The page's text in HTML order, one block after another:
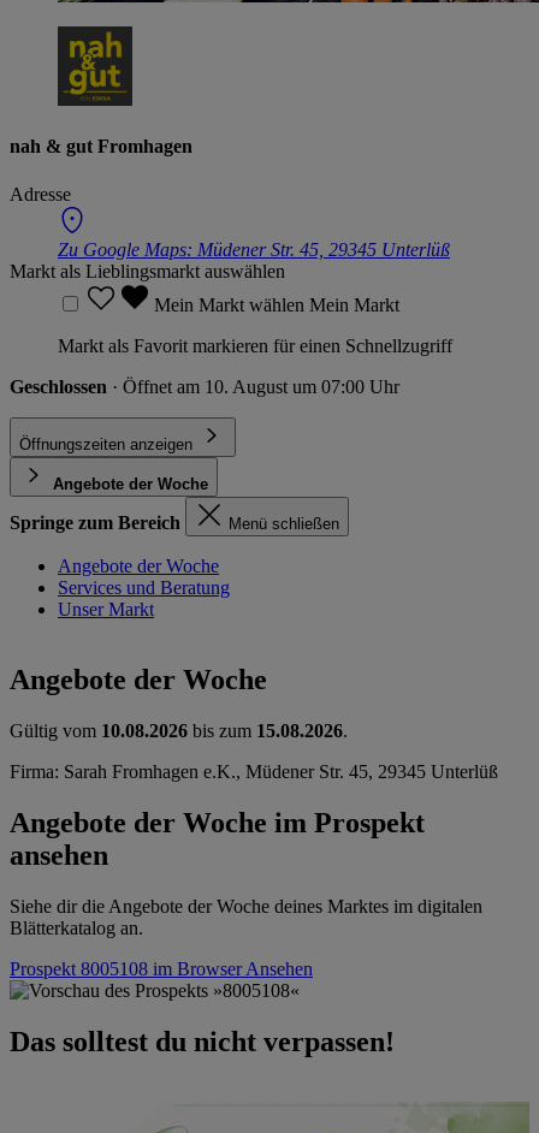
nah & gut Fromhagen
Adresse
Zu Google Maps: Müdener Str. 45, 29345 Unterlüß
Markt als Lieblingsmarkt auswählen
Mein Markt wählen Mein Markt
Markt als Favorit markieren für einen Schnellzugriff
Geschlossen · Öffnet am 10. August um 07:00 Uhr
Öffnungszeiten anzeigen
Angebote der Woche
Springe zum Bereich Menü schließen
Angebote der Woche
Services und Beratung
Unser Markt
Angebote der Woche
Gültig vom 10.08.2026 bis zum 15.08.2026.
Firma: Sarah Fromhagen e.K., Müdener Str. 45, 29345 Unterlüß
Angebote der Woche im Prospekt
ansehen
Siehe dir die Angebote der Woche deines Marktes im digitalen
Blätterkatalog an.
Prospekt 8005108 im BrowserAnsehen
Das solltest du nicht verpassen!